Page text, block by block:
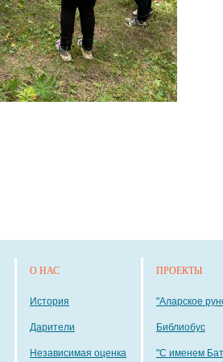
О НАС
История
Дарители
Независимая оценка
ПРОЕКТЫ
"Аларское
Библиобус
"С именем